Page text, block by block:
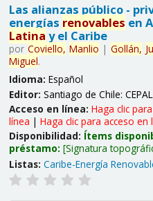
Las alianzas público -
energías renovables en
Latina y el Caribe
por Coviello, Manlio | Gollán,
Miguel.
Idioma: Español
Editor: Santiago de Chile:
Acceso en línea: Haga clic
línea | Haga clic para acceso en
Disponibilidad: Ítems
préstamo: Signatura
Listas: Caribe-Energía